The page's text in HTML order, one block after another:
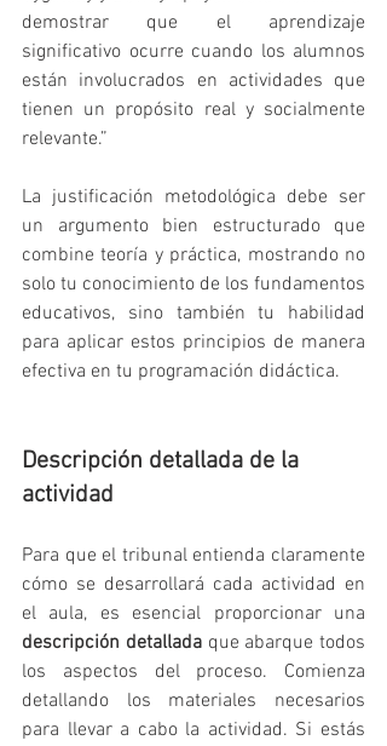
demostrar que el aprendizaje
significativo ocurre cuando los alumnos
están involucrados en actividades que
tienen un propósito real y socialmente
relevante.”
La justificación metodológica debe ser
un argumento bien estructurado que
combine teoría y práctica, mostrando no
solo tu conocimiento de los fundamentos
educativos, sino también tu habilidad
para aplicar estos principios de manera
efectiva en tu programación didáctica.
Descripción detallada de la
actividad
Para que el tribunal entienda claramente
cómo se desarrollará cada actividad en
descripción detallada que abarque todos
los aspectos del proceso. Comienza
detallando los materiales necesarios
para llevar a cabo la actividad. Si estás